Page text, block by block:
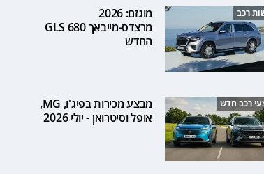
רכב
מוגזם: 2026
מרצדס-מייבאך GLS 680
החדש
רכב חדש
מבצע מכירות בפיג'ו, MG,
אופל וסיטרואן - יולי 2026